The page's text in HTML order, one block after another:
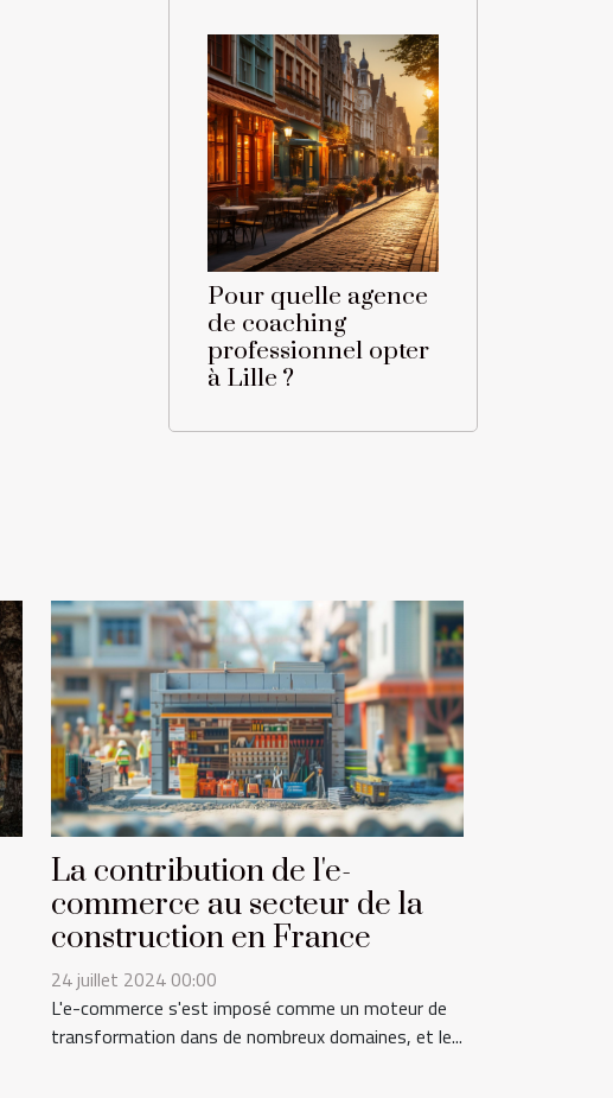
Pour quelle agence
de coaching
professionnel opter
à Lille ?
La contribution de l'e-
commerce au secteur de la
construction en France
24 juillet 2024 00:00
L'e-commerce s'est imposé comme un moteur de
transformation dans de nombreux domaines, et le...